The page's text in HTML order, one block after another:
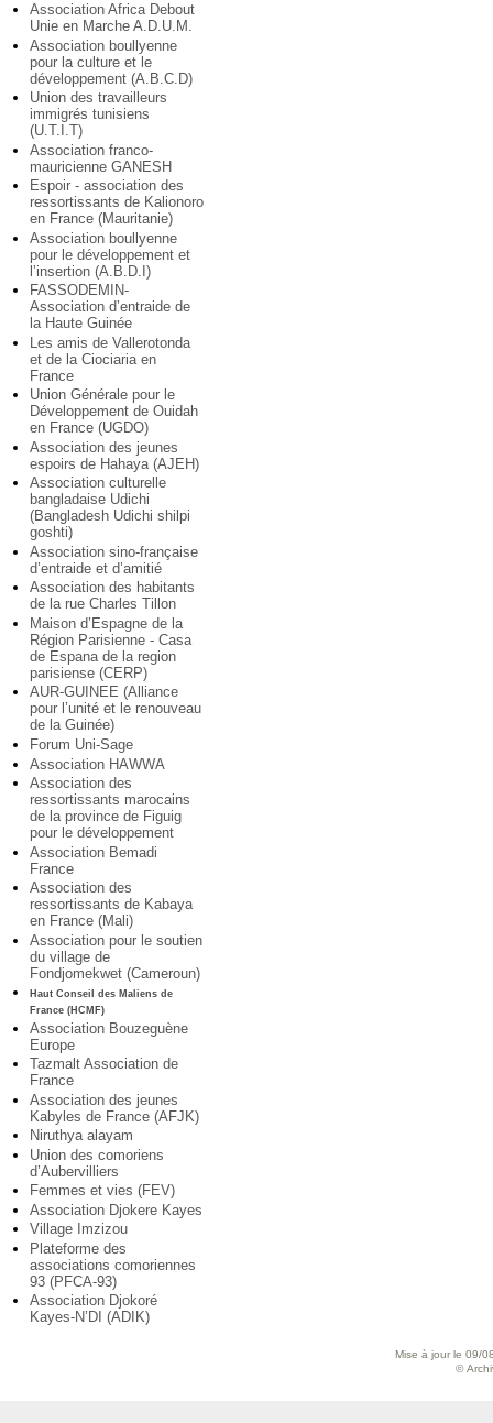
Association Africa Debout
Unie en Marche A.D.U.M.
Association boullyenne
pour la culture et le
développement (A.B.C.D)
Union des travailleurs
immigrés tunisiens
(U.T.I.T)
Association franco-
mauricienne GANESH
Espoir - association des
ressortissants de Kalionoro
en France (Mauritanie)
Association boullyenne
pour le développement et
l’insertion (A.B.D.I)
FASSODEMIN-
Association d’entraide de
la Haute Guinée
Les amis de Vallerotonda
et de la Ciociaria en
France
Union Générale pour le
Développement de Ouidah
en France (UGDO)
Association des jeunes
espoirs de Hahaya (AJEH)
Association culturelle
bangladaise Udichi
(Bangladesh Udichi shilpi
goshti)
Association sino-française
d’entraide et d’amitié
Association des habitants
de la rue Charles Tillon
Maison d’Espagne de la
Région Parisienne - Casa
de Espana de la region
parisiense (CERP)
AUR-GUINEE (Alliance
pour l’unité et le renouveau
de la Guinée)
Forum Uni-Sage
Association HAWWA
Association des
ressortissants marocains
de la province de Figuig
pour le développement
Association Bemadi
France
Association des
ressortissants de Kabaya
en France (Mali)
Association pour le soutien
du village de
Fondjomekwet (Cameroun)
Haut Conseil des Maliens de
France (HCMF)
Association Bouzeguène
Europe
Tazmalt Association de
France
Association des jeunes
Kabyles de France (AFJK)
Niruthya alayam
Union des comoriens
d’Aubervilliers
Femmes et vies (FEV)
Association Djokere Kayes
Village Imzizou
Plateforme des
associations comoriennes
93 (PFCA-93)
Association Djokoré
Kayes-N’DI (ADIK)
Mise à jour le 09/
©